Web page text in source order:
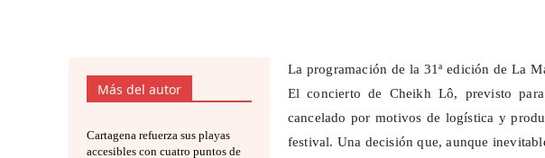
Más del autor
Cartagena refuerza sus playas
accesibles con cuatro puntos de
La programación de la 31ª edición de La
El concierto de Cheikh Lô, previsto
cancelado por motivos de logística y
festival. Una decisión que, aunque